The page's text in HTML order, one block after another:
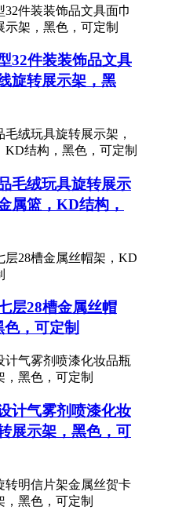
32件装装饰品文具
旋转展示架，黑
毛绒玩具旋转展示
属篮，KD结构，
层28槽金属丝帽
，可定制
计气雾剂喷漆化妆
展示架，黑色，可